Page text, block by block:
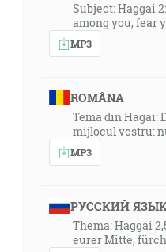
Subject: Haggai
among you, fear
MP3
ROMÂNA
Tema din Hagai:
mijlocul vostru:
MP3
РУССКИЙ
Thema: Haggai
eurer Mitte,